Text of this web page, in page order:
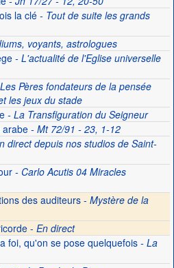
la clé- Tout de suite les grands
voyants, astrologues
- L'actualité de l'Eglise universelle
Pères fondateurs de la pensée
les jeux du stade
- La Transfiguration du Seigneur
- Mt 72/91 - 23, 1-12
direct depuis nos studios de Saint-
- Carlo Acutis 04 Miracles
des auditeurs - Mystère de la
- En direct
foi, qu'on se pose quelquefois- La